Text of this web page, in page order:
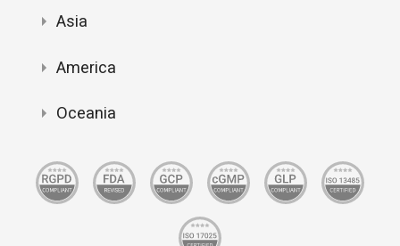
Asia
America
Oceania